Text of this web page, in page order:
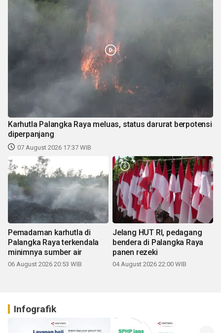
Karhutla Palangka Raya meluas, status darurat berpotensi
diperpanjang
07 August 2026 17:37 WIB
Pemadaman karhutla di
Palangka Raya terkendala
minimnya sumber air
06 August 2026 20:53 WIB
Jelang HUT RI, pedagang
bendera di Palangka Raya
panen rezeki
04 August 2026 22:00 WIB
Infografik